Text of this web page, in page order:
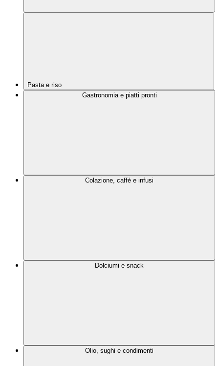
Pasta e riso
Gastronomia e piatti pronti
Colazione, caffè e infusi
Dolciumi e snack
Olio, sughi e condimenti